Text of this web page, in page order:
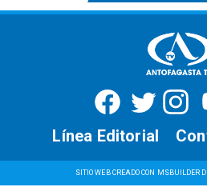
SITIO WEB CREADO CON MSBUILDER
Línea Editorial